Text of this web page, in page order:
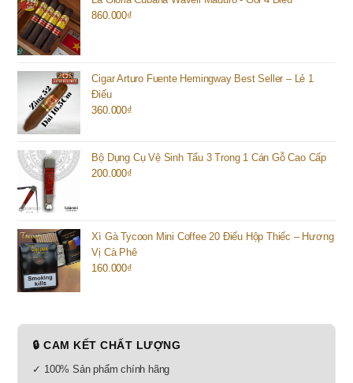
860.000₫
Cigar Arturo Fuente Hemingway Best Seller – Lẻ 1
Điếu
360.000₫
Bộ Dụng Cụ Vệ Sinh Tẩu 3 Trong 1 Cán Gỗ Cao Cấp
200.000₫
Xì Gà Tycoon Mini Coffee 20 Điếu Hộp Thiếc – Hương
Vị Cà Phê
160.000₫
🔒 CAM KẾT CHẤT LƯỢNG
✓ 100% Sản phẩm chính hãng